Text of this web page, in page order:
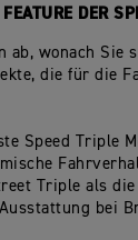
DER
ab, wonach Sie
die für die
Speed Triple
Triple als
bei